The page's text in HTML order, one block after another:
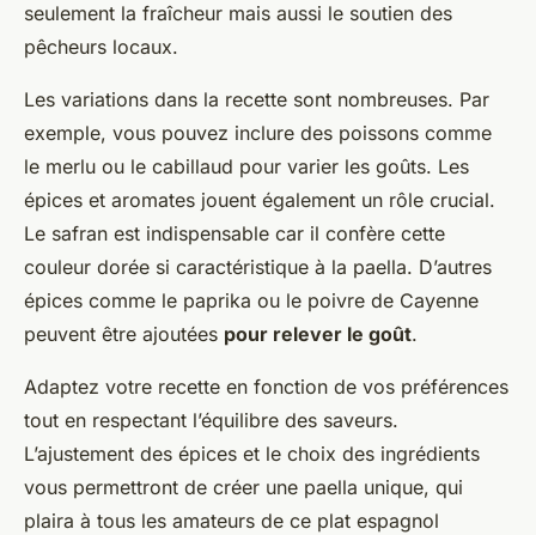
seulement la fraîcheur mais aussi le soutien des
pêcheurs locaux.
Les variations dans la recette sont nombreuses. Par
exemple, vous pouvez inclure des poissons comme
le merlu ou le cabillaud pour varier les goûts. Les
épices et aromates jouent également un rôle crucial.
Le safran est indispensable car il confère cette
couleur dorée si caractéristique à la paella. D’autres
épices comme le paprika ou le poivre de Cayenne
peuvent être ajoutées pour relever le goût.
Adaptez votre recette en fonction de vos préférences
tout en respectant l’équilibre des saveurs.
L’ajustement des épices et le choix des ingrédients
vous permettront de créer une paella unique, qui
plaira à tous les amateurs de ce plat espagnol